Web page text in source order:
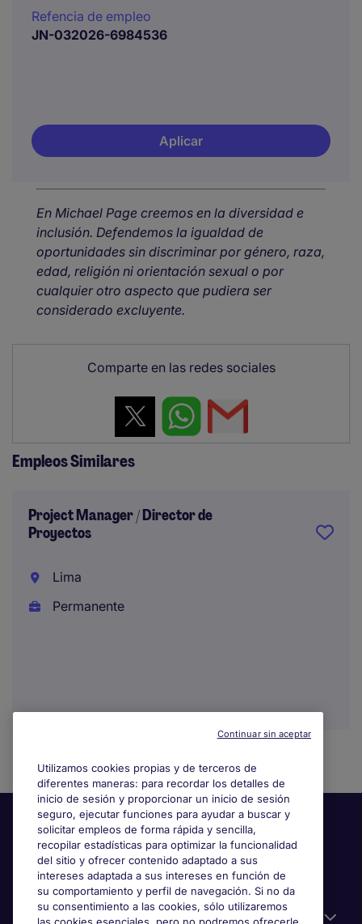
Refencia de empleo
JN-032026-6984536
Aplicar
En Michael Page creemos en la diversidad e
inclusión. Defendemos la igualdad de
oportunidades sin discriminar por género, raza,
edad, religión ni orientación sexual o por
cualquier otro aspecto que pudiera ser
considerado excluyente.
Comparte en las redes sociales
Empleos Similares
Project Manager / Director de
Proyectos
Lima
Permanente
Información útil
Utilizamos cookies propias y de terceros de
diferentes maneras: para recordar los detalles de
inicio de sesión y proporcionar un inicio de sesión
seguro, ejecutar funciones para ayudar a buscar y
solicitar empleos de forma rápida y sencilla,
recopilar estadísticas para optimizar la funcionalidad
del sitio y ofrecer contenido adaptado a sus
intereses adaptada a sus intereses en función de
su comportamiento y perfil de navegación. Si no da
su consentimiento a las cookies, sólo utilizaremos
Continuar sin aceptar